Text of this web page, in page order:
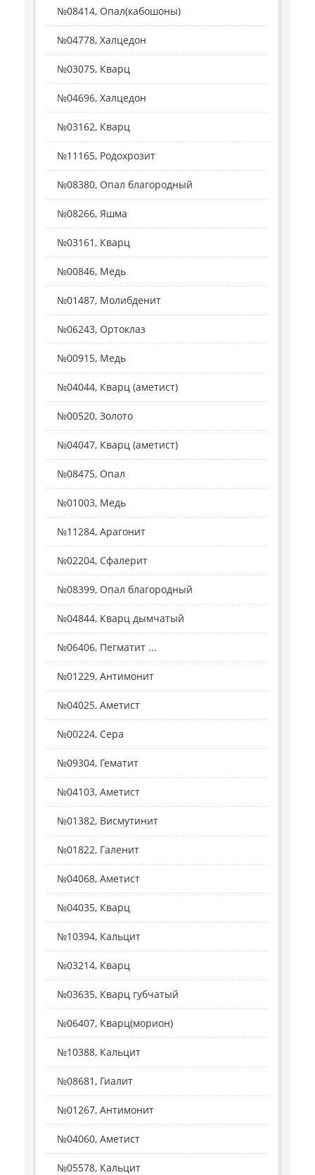
№08414, Опал(кабошоны)
№04778, Халцедон
№03075, Кварц
№04696, Халцедон
№03162, Кварц
№11165, Родохрозит
№08380, Опал благородный
№08266, Яшма
№03161, Кварц
№00846, Медь
№01487, Молибденит
№06243, Ортоклаз
№00915, Медь
№04044, Кварц (аметист)
№00520, Золото
№04047, Кварц (аметист)
№08475, Опал
№01003, Медь
№11284, Арагонит
№02204, Сфалерит
№08399, Опал благородный
№04844, Кварц дымчатый
№06406, Пегматит ...
№01229, Антимонит
№04025, Аметист
№00224, Сера
№09304, Гематит
№04103, Аметист
№01382, Висмутинит
№01822, Галенит
№04068, Аметист
№04035, Кварц
№10394, Кальцит
№03214, Кварц
№03635, Кварц губчатый
№06407, Кварц(морион)
№10388, Кальцит
№08681, Гиалит
№01267, Антимонит
№04060, Аметист
№05578, Кальцит